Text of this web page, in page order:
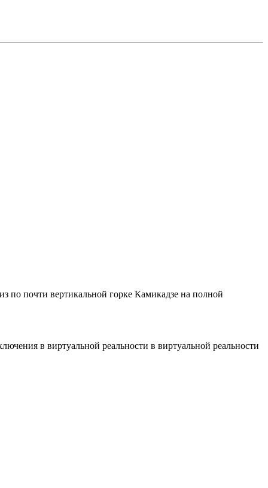
по почти вертикальной горке Камикадзе на полной
в виртуальной реальности в виртуальной реальности